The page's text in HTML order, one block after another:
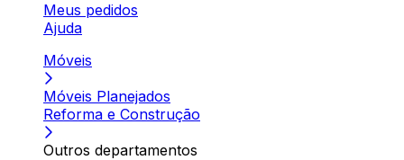
Meus pedidos
Ajuda
Móveis
Móveis Planejados
Reforma e Construção
Outros departamentos